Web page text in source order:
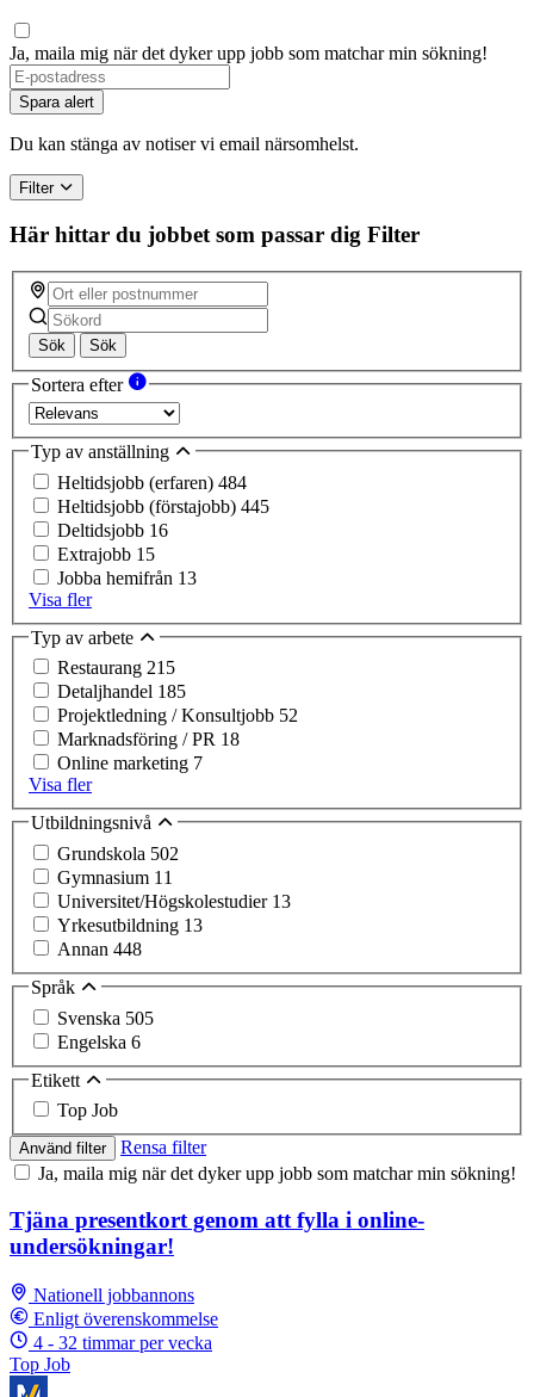
Ja, maila mig när det dyker upp jobb som matchar min sökning!
Spara alert
Du kan stänga av notiser vi email närsomhelst.
Filter
Här hittar du jobbet som passar dig Filter
Sök Sök
Sortera efter
Typ av anställning
Heltidsjobb (erfaren) 484
Heltidsjobb (förstajobb) 445
Deltidsjobb 16
Extrajobb 15
Jobba hemifrån 13
Visa fler
Typ av arbete
Restaurang 215
Detaljhandel 185
Projektledning / Konsultjobb 52
Marknadsföring / PR 18
Online marketing 7
Visa fler
Utbildningsnivå
Grundskola 502
Gymnasium 11
Universitet/Högskolestudier 13
Yrkesutbildning 13
Annan 448
Språk
Svenska 505
Engelska 6
Etikett
Top Job
Använd filter
Rensa filter
Ja, maila mig när det dyker upp jobb som matchar min sökning!
Tjäna presentkort genom att fylla i online-
undersökningar!
Nationell jobbannons
Enligt överenskommelse
4 - 32 timmar per vecka
Top Job